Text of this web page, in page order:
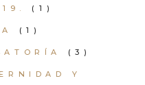
(1)
(1)
(3)
Y